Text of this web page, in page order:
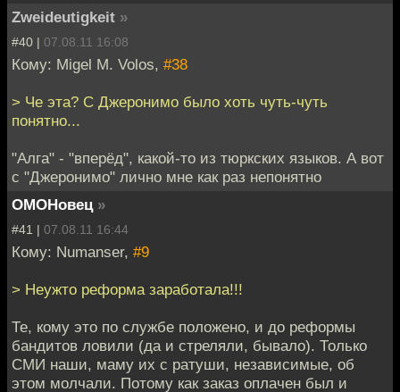
Zweideutigkeit »
#40 | 07.08.11 16:08
Кому: Migel M. Volos, #38
> Че эта? С Джеронимо было хоть чуть-чуть
понятно...
"Алга" - "вперёд", какой-то из тюркских языков. А вот
с "Джеронимо" лично мне как раз непонятно
ОМОНовец »
#41 | 07.08.11 16:44
Кому: Numanser, #9
> Неужто реформа заработала!!!
Те, кому это по службе положено, и до реформы
бандитов ловили (да и стреляли, бывало). Только
СМИ наши, маму их с ратуши, независимые, об
этом молчали. Потому как заказ оплачен был и